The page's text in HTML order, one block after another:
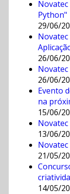
Python"
29/06/
26/06/
26/06/
Evento
na
15/06/
Novatec
13/06/
21/05/
14/05/